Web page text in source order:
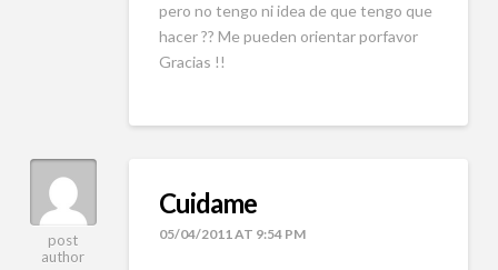
pero no tengo ni idea de que tengo que
hacer ?? Me pueden orientar porfavor
Gracias !!
post
author
Cuidame
05/04/2011 AT 9:54 PM